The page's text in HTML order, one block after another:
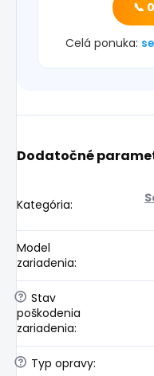
📞
Celá ponuka:
Dodatočné
Kategória:
Model
zariadenia:
? Stav
poškodenia
zariadenia:
? Typ opravy: